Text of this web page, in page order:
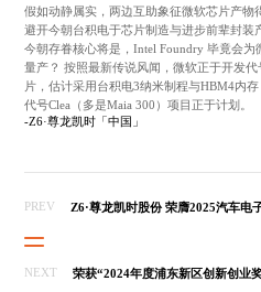
假如动静属实，两边互助象征微软芯片产
避开今朝台积电于芯片制造与进步前辈封装
今朝存眷核心将是，Intel Foundry 毕竟会
量产？ 按照最新传说风闻，微软正于开发
片，估计采用台积电3纳米制程与HBM4内
代号Clea（多是Maia 300）项目正于计划。
-Z6·尊龙凯时「中国」
PREV Z6·尊龙凯时股份 荣膺2025汽车电
NEXT 荣获“2024年度浦东新区创新创业